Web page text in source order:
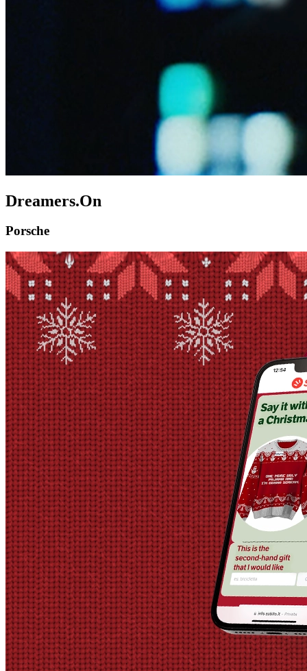
Dreamers.On
Porsche